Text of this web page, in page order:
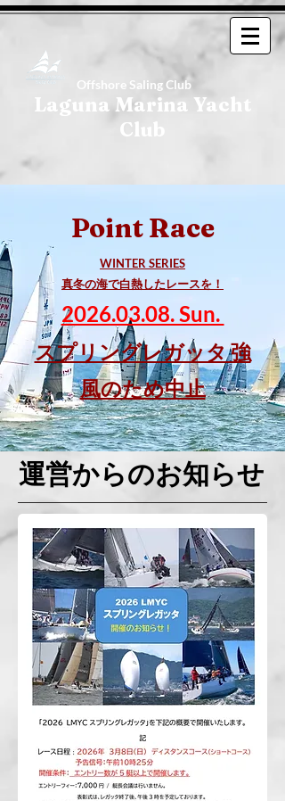
Offshore Saling Club
Laguna Marina Yacht
Club
Point Race
WINTER SERIES
真冬の海で白熱したレースを！
​​2026.03.08. Sun.
​スプリングレガッタ 強
風のため中止
運営からのお知らせ